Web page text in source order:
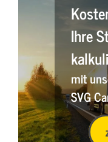
Ihre
mit
SVG